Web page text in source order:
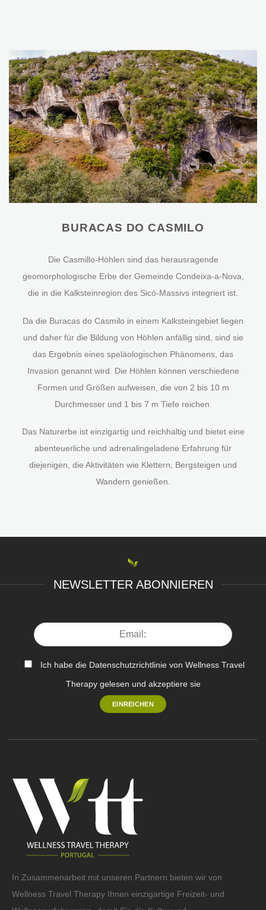
BURACAS DO CASMILO
Die Casmillo-Höhlen sind das herausragende
geomorphologische Erbe der Gemeinde Condeixa-a-Nova,
die in die Kalksteinregion des Sicó-Massivs integriert ist.
Da die Buracas do Casmilo in einem Kalksteingebiet liegen
und daher für die Bildung von Höhlen anfällig sind, sind sie
das Ergebnis eines speläologischen Phänomens, das
Invasion genannt wird. Die Höhlen können verschiedene
Formen und Größen aufweisen, die von 2 bis 10 m
Durchmesser und 1 bis 7 m Tiefe reichen.
Das Naturerbe ist einzigartig und reichhaltig und bietet eine
abenteuerliche und adrenalingeladene Erfahrung für
diejenigen, die Aktivitäten wie Klettern, Bergsteigen und
Wandern genießen.
NEWSLETTER ABONNIEREN
Ich habe die Datenschutzrichtlinie von Wellness Travel
Therapy gelesen und akzeptiere sie
In Zusammenarbeit mit unseren Partnern bieten wir von
Wellness Travel Therapy Ihnen einzigartige Freizeit- und